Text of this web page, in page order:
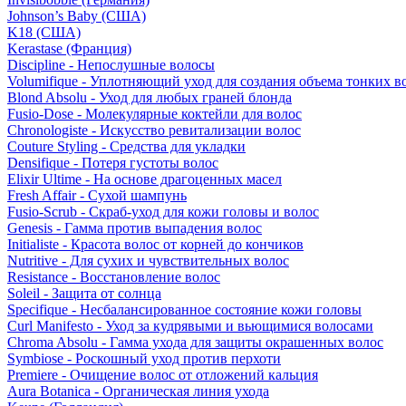
Johnson’s Baby (США)
K18 (США)
Kerastase (Франция)
Discipline - Непослушные волосы
Volumifique - Уплотняющий уход для создания объема тонких
Blond Absolu - Уход для любых граней блонда
Fusio-Dose - Молекулярные коктейли для волос
Chronologiste - Искусство ревитализации волос
Couture Styling - Средства для укладки
Densifique - Потеря густоты волос
Elixir Ultime - На основе драгоценных масел
Fresh Affair - Сухой шампунь
Fusio-Scrub - Скраб-уход для кожи головы и волос
Genesis - Гамма против выпадения волос
Initialiste - Красота волос от корней до кончиков
Nutritive - Для сухих и чувствительных волос
Resistance - Восстановление волос
Soleil - Защита от солнца
Specifique - Несбалансированное состояние кожи головы
Curl Manifesto - Уход за кудрявыми и вьющимися волосами
Chroma Absolu - Гамма ухода для защиты окрашенных волос
Symbiose - Роскошный уход против перхоти
Premiere - Очищение волос от отложений кальция
Aura Botanica - Органическая линия ухода